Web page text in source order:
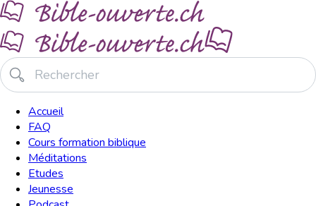
Accueil
FAQ
Cours formation biblique
Méditations
Etudes
Jeunesse